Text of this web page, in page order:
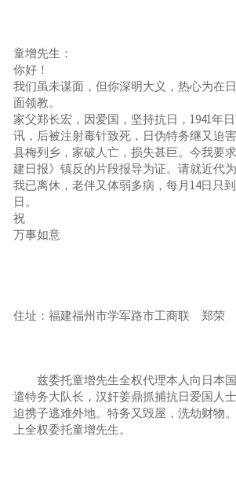
童增先生：
你好！
我们虽未谋面，但你深明大义，热心为在
面领教。
家父郑长宏，因爱国，坚持抗日，1941年
讯，后被注射毒针致死，日伪特务继又迫
县梅列乡，家破人亡，损失甚巨。今我要
建日报》镇反的片段报导为证。请就近代
我已离休，老伴又体弱多病，每月14日只
日。
祝
万事如意
住址：福建福州市学军路市工商联 郑荣
兹委托童增先生全权代理本人向日本国
遣特务大队长，汉奸姜鼎抓捕抗日爱国人
迫携子逃难外地。特务又毁屋，洗劫财物
上全权委托童增先生。